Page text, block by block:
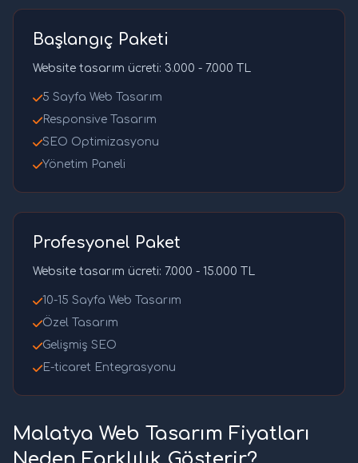
Başlangıç Paketi
Website tasarım ücreti: 3.000 - 7.000 TL
5 Sayfa Web Tasarım
Responsive Tasarım
SEO Optimizasyonu
Yönetim Paneli
Profesyonel Paket
Website tasarım ücreti: 7.000 - 15.000 TL
10-15 Sayfa Web Tasarım
Özel Tasarım
Gelişmiş SEO
E-ticaret Entegrasyonu
Malatya Web Tasarım Fiyatları